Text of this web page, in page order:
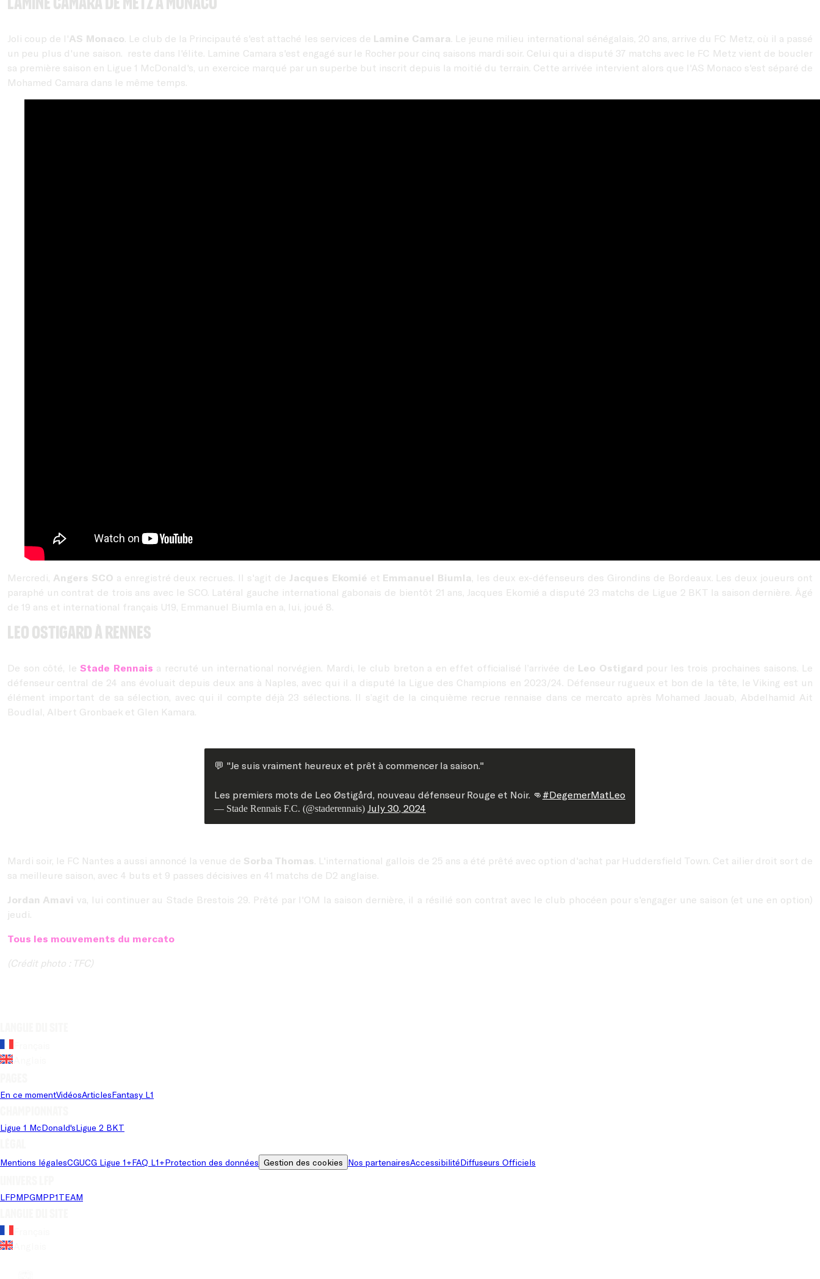
Joli coup de l'AS Monaco. Le club de la Principauté s'est attaché les services de Lamine Camara. Le jeune milieu international sénégalais, 20 ans, arrive du FC Metz, où il a passé
un peu plus d'une saison. reste dans l'élite. Lamine Camara s'est engagé sur le Rocher pour cinq saisons mardi soir. Celui qui a disputé 37 matchs avec le FC Metz vient de boucler
sa première saison en Ligue 1 McDonald's, un exercice marqué par un superbe but inscrit depuis la moitié du terrain. Cette arrivée intervient alors que l'AS Monaco s'est séparé de
Mohamed Camara dans le même temps.
Mercredi, Angers SCO a enregistré deux recrues. Il s'agit de Jacques Ekomié et Emmanuel Biumla, les deux ex-défenseurs des Girondins de Bordeaux. Les deux joueurs ont
paraphé un contrat de trois ans avec le SCO. Latéral gauche international gabonais de bientôt 21 ans, Jacques Ekomié a disputé 23 matchs de Ligue 2 BKT la saison dernière. Âgé
de 19 ans et international français U19, Emmanuel Biumla en a, lui, joué 8.
Leo Ostigard à Rennes
De son côté, leStade Rennais a recruté un international norvégien. Mardi, le club breton a en effet officialisé l’arrivée de Leo Ostigard pour les trois prochaines saisons. Le
défenseur central de 24 ans évoluait depuis deux ans à Naples, avec qui il a disputé la Ligue des Champions en 2023/24. Défenseur rugueux et bon de la tête, le Viking est un
élément important de sa sélection, avec qui il compte déjà 23 sélections. Il s’agit de la cinquième recrue rennaise dans ce mercato après Mohamed Jaouab, Abdelhamid Ait
Boudlal, Albert Gronbaek et Glen Kamara.
💬 "Je suis vraiment heureux et prêt à commencer la saison."
Les premiers mots de Leo Østigård, nouveau défenseur Rouge et Noir. 👊 #DegemerMatLeo
— Stade Rennais F.C. (@staderennais) July 30, 2024
Mardi soir, le FC Nantes a aussi annoncé la venue de Sorba Thomas. L'international gallois de 25 ans a été prêté avec option d'achat par Huddersfield Town. Cet ailier droit sort de
sa meilleure saison, avec 4 buts et 9 passes décisives en 41 matchs de D2 anglaise.
Jordan Amavi va, lui continuer au Stade Brestois 29. Prêté par l'OM la saison dernière, il a résilié son contrat avec le club phocéen pour s'engager une saison (et une en option)
jeudi.
Tous les mouvements du mercato
(Crédit photo : TFC)
En ce momentVidéosArticlesFantasy L1
Ligue 1 McDonald'sLigue 2 BKT
Mentions légalesCGUCG Ligue 1+FAQ L1+Protection des données Gestion des cookies Nos partenairesAccessibilitéDiffuseurs Officiels
LFPMPGMPP1TEAM